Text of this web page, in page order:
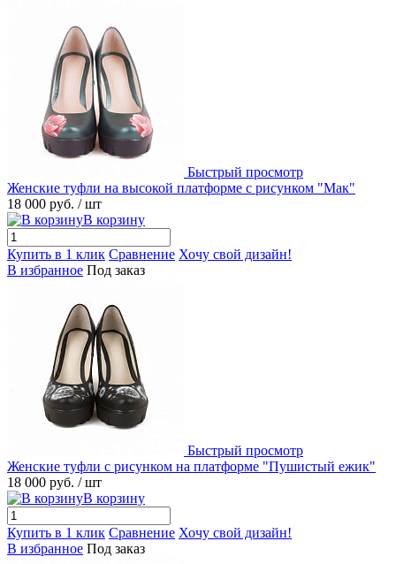
Быстрый просмотр
Женские туфли на высокой платформе с рисунком "Мак"
18 000 руб. / шт
В корзину
Купить в 1 клик Сравнение Хочу свой дизайн!
В избранное Под заказ
Быстрый просмотр
Женские туфли с рисунком на платформе "Пушистый ежик"
18 000 руб. / шт
В корзину
Купить в 1 клик Сравнение Хочу свой дизайн!
В избранное Под заказ